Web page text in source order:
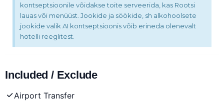
kontseptsioonile võidakse toite serveerida, kas Rootsi
lauas või menüüst. Jookide ja söökide, sh alkohoolsete
jookide valik AI kontseptsioonis võib erineda olenevalt
hotelli reeglitest.
Included / Exclude
Airport Transfer